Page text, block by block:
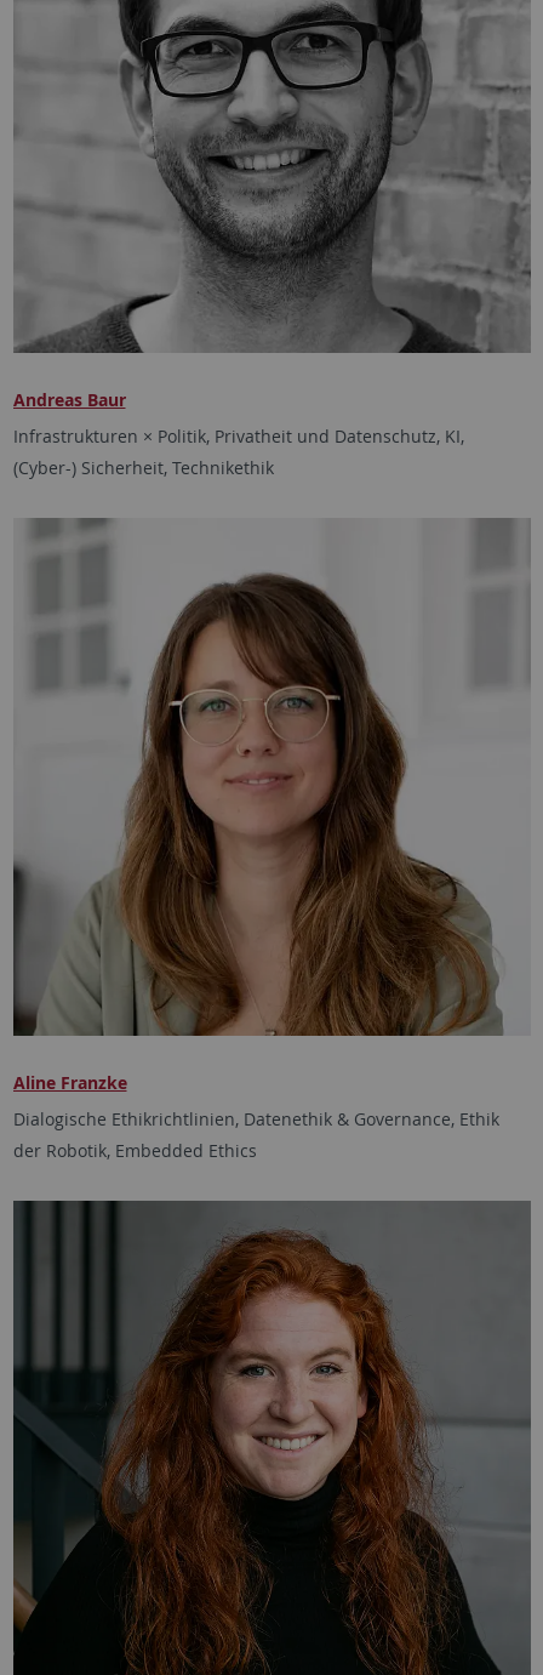
Andreas Baur
Infrastrukturen × Politik, Privatheit und Datenschutz, KI,
(Cyber-) Sicherheit, Technikethik
Aline Franzke
Dialogische Ethikrichtlinien, Datenethik & Governance, Ethik
der Robotik, Embedded Ethics